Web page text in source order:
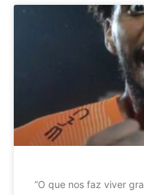
”O que nos faz viver